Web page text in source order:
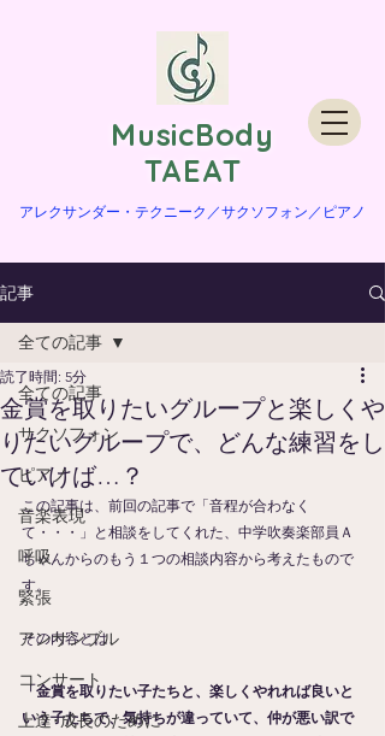
​アレクサンダー・テクニーク／サクソフォン／ピアノ
​MusicBody
TAEAT
記事
全ての記事
サクソフォン
ピアノ
音楽表現
呼吸
緊張
アンサンブル
コンサート
上達･成長のために
全ての記事
金賞を取りたいグループと楽しくや
りたいグループで、どんな練習をし
ていけば…？
読了時間: 5分
この記事は、 前回の記事で「音程が合わなく
て・・・」と相談をしてくれた、中学吹奏楽部員Ａ
ちゃんからのもう１つの相談内容から考えたもので
す。
その内容とは、
「金賞を取りたい子たちと、楽しくやれれば良いと
いう子たちで、気持ちが違っていて、仲が悪い訳で